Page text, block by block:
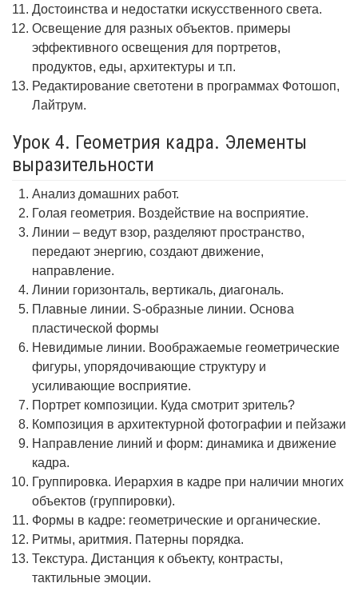
Достоинства и недостатки искусственного света.
Освещение для разных объектов. примеры
эффективного освещения для портретов,
продуктов, еды, архитектуры и т.п.
Редактирование светотени в программах Фотошоп,
Лайтрум.
Урок 4. Геометрия кадра. Элементы
выразительности
Анализ домашних работ.
Голая геометрия. Воздействие на восприятие.
Линии – ведут взор, разделяют пространство,
передают энергию, создают движение,
направление.
Линии горизонталь, вертикаль, диагональ.
Плавные линии. S-образные линии. Основа
пластической формы
Невидимые линии. Воображаемые геометрические
фигуры, упорядочивающие структуру и
усиливающие восприятие.
Портрет композиции. Куда смотрит зритель?
Композиция в архитектурной фотографии и пейзажи
Направление линий и форм: динамика и движение
кадра.
Группировка. Иерархия в кадре при наличии многих
объектов (группировки).
Формы в кадре: геометрические и органические.
Ритмы, аритмия. Патерны порядка.
Текстура. Дистанция к объекту, контрасты,
тактильные эмоции.